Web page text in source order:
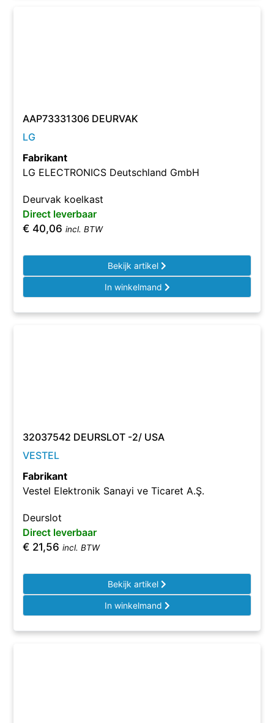
AAP73331306 DEURVAK
LG
Fabrikant
LG ELECTRONICS Deutschland GmbH
Deurvak koelkast
Direct leverbaar
€ 40,06 incl. BTW
Bekijk artikel
In winkelmand
32037542 DEURSLOT -2/ USA
VESTEL
Fabrikant
Vestel Elektronik Sanayi ve Ticaret A.Ş.
Deurslot
Direct leverbaar
€ 21,56 incl. BTW
Bekijk artikel
In winkelmand